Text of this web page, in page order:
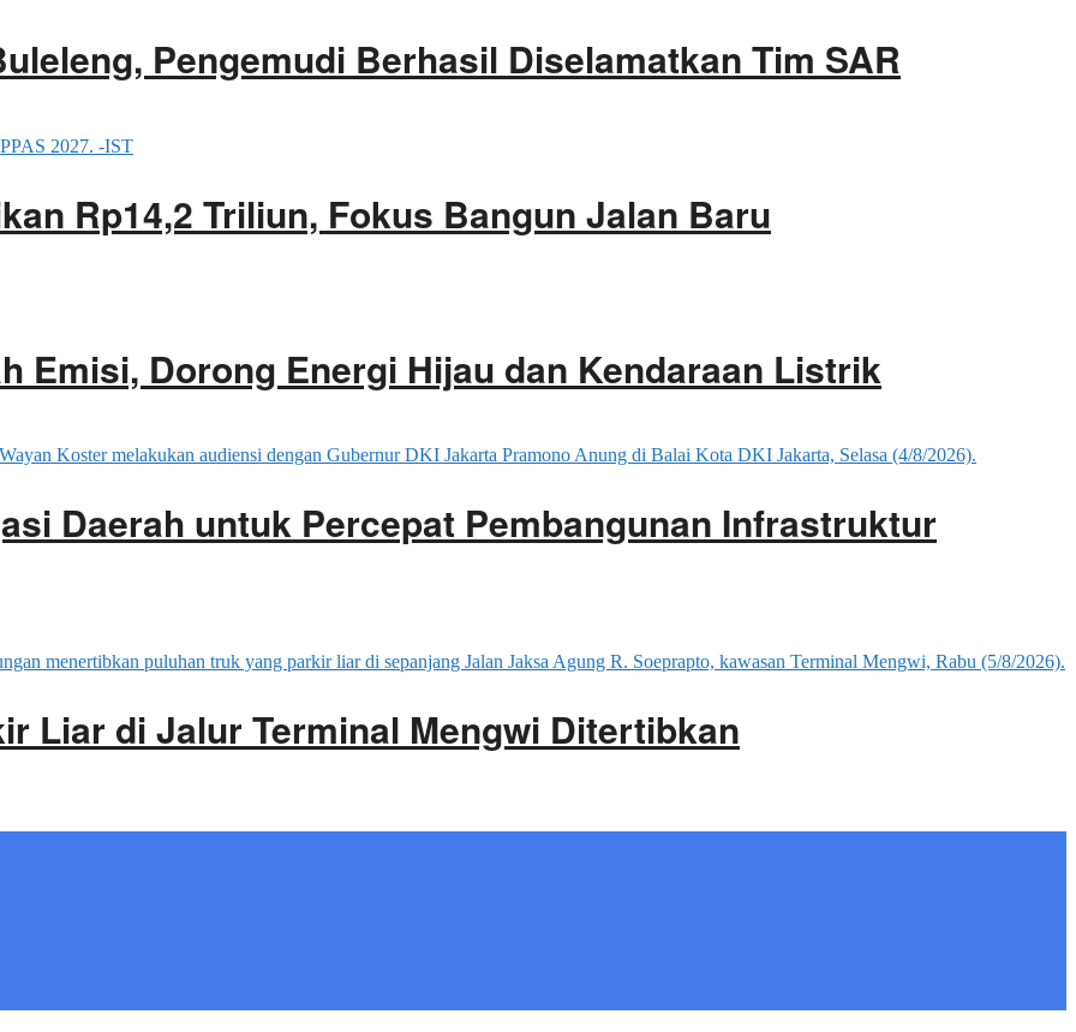
Pengemudi Berhasil Diselamatkan Tim SAR
Rp14,2 Triliun, Fokus Bangun Jalan Baru
Emisi, Dorong Energi Hijau dan Kendaraan Listrik
Daerah untuk Percepat Pembangunan Infrastruktur
Liar di Jalur Terminal Mengwi Ditertibkan